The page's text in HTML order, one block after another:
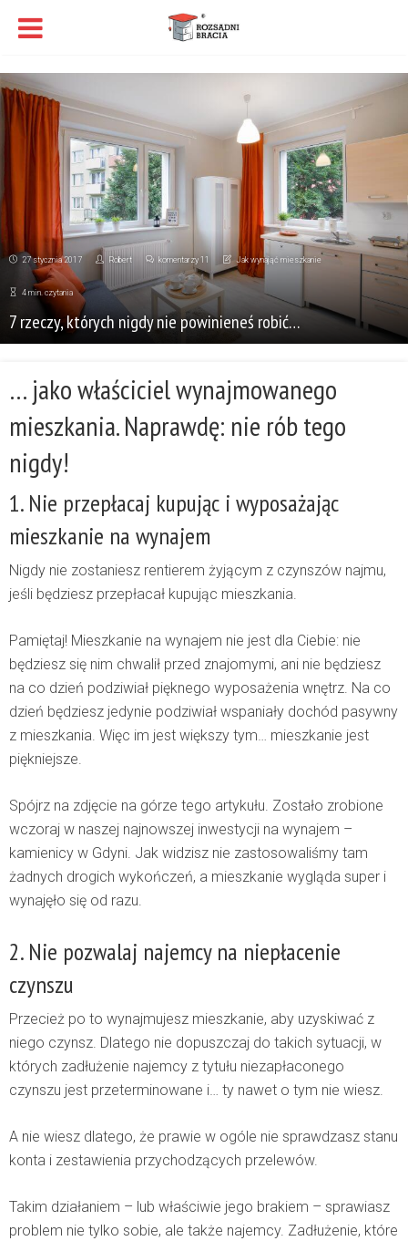
27 stycznia 2017 Robert komentarzy 11 Jak wynająć mieszkanie
4 min. czytania
7 rzeczy, których nigdy nie powinieneś robić…
… jako właściciel wynajmowanego
mieszkania. Naprawdę: nie rób tego
nigdy!
1. Nie przepłacaj kupując i wyposażając
mieszkanie na wynajem
Nigdy nie zostaniesz rentierem żyjącym z czynszów najmu,
jeśli będziesz przepłacał kupując mieszkania.
Pamiętaj! Mieszkanie na wynajem nie jest dla Ciebie: nie
będziesz się nim chwalił przed znajomymi, ani nie będziesz
na co dzień podziwiał pięknego wyposażenia wnętrz. Na co
dzień będziesz jedynie podziwiał wspaniały dochód pasywny
z mieszkania. Więc im jest większy tym… mieszkanie jest
piękniejsze.
Spójrz na zdjęcie na górze tego artykułu. Zostało zrobione
wczoraj w naszej najnowszej inwestycji na wynajem –
kamienicy w Gdyni. Jak widzisz nie zastosowaliśmy tam
żadnych drogich wykończeń, a mieszkanie wygląda super i
wynajęło się od razu.
2. Nie pozwalaj najemcy na niepłacenie
czynszu
Przecież po to wynajmujesz mieszkanie, aby uzyskiwać z
niego czynsz. Dlatego nie dopuszczaj do takich sytuacji, w
których zadłużenie najemcy z tytułu niezapłaconego
czynszu jest przeterminowane i… ty nawet o tym nie wiesz.
A nie wiesz dlatego, że prawie w ogóle nie sprawdzasz stanu
konta i zestawienia przychodzących przelewów.
Takim działaniem – lub właściwie jego brakiem – sprawiasz
problem nie tylko sobie, ale także najemcy. Zadłużenie, które